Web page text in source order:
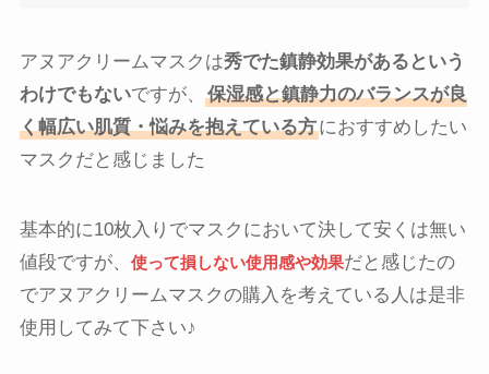
アヌアクリームマスクは秀でた鎮静効果があるという
わけでもないですが、
保湿感と鎮静力のバランスが良
く幅広い肌質・悩みを抱えている方におすすめしたい
マスクだと感じました
基本的に10枚入りでマスクにおいて決して安くは無い
値段ですが、 使って損しない使用感や効果だと感じたの
でアヌアクリームマスクの購入を考えている人は是非
使用してみて下さい♪